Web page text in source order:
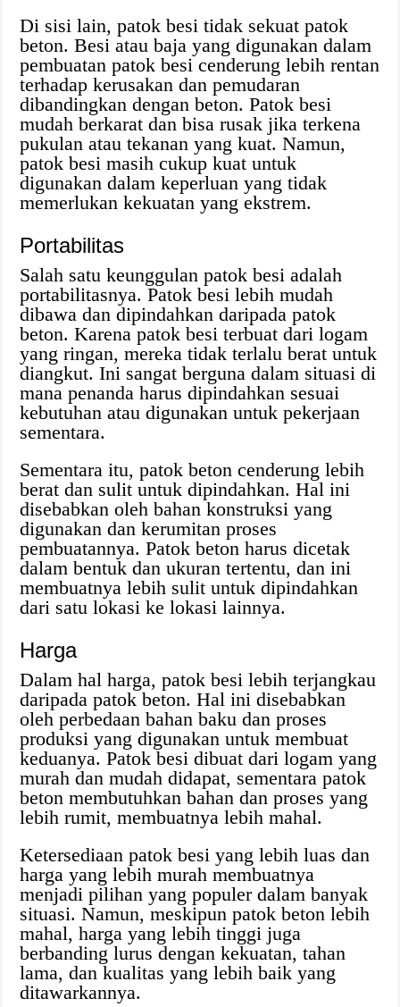
Di sisi lain, patok besi tidak sekuat patok
beton. Besi atau baja yang digunakan dalam
pembuatan patok besi cenderung lebih rentan
terhadap kerusakan dan pemudaran
dibandingkan dengan beton. Patok besi
mudah berkarat dan bisa rusak jika terkena
pukulan atau tekanan yang kuat. Namun,
patok besi masih cukup kuat untuk
digunakan dalam keperluan yang tidak
memerlukan kekuatan yang ekstrem.
Portabilitas
Salah satu keunggulan patok besi adalah
portabilitasnya. Patok besi lebih mudah
dibawa dan dipindahkan daripada patok
beton. Karena patok besi terbuat dari logam
yang ringan, mereka tidak terlalu berat untuk
diangkut. Ini sangat berguna dalam situasi di
mana penanda harus dipindahkan sesuai
kebutuhan atau digunakan untuk pekerjaan
sementara.
Sementara itu, patok beton cenderung lebih
berat dan sulit untuk dipindahkan. Hal ini
disebabkan oleh bahan konstruksi yang
digunakan dan kerumitan proses
pembuatannya. Patok beton harus dicetak
dalam bentuk dan ukuran tertentu, dan ini
membuatnya lebih sulit untuk dipindahkan
dari satu lokasi ke lokasi lainnya.
Harga
Dalam hal harga, patok besi lebih terjangkau
daripada patok beton. Hal ini disebabkan
oleh perbedaan bahan baku dan proses
produksi yang digunakan untuk membuat
keduanya. Patok besi dibuat dari logam yang
murah dan mudah didapat, sementara patok
beton membutuhkan bahan dan proses yang
lebih rumit, membuatnya lebih mahal.
Ketersediaan patok besi yang lebih luas dan
harga yang lebih murah membuatnya
menjadi pilihan yang populer dalam banyak
situasi. Namun, meskipun patok beton lebih
mahal, harga yang lebih tinggi juga
berbanding lurus dengan kekuatan, tahan
lama, dan kualitas yang lebih baik yang
ditawarkannya.